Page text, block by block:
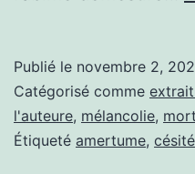
Publié le novembre 2,
Catégorisé comme
l'auteure, mélancolie, mort
Étiqueté amertume, césité